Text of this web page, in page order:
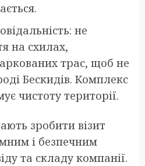
не
на схилах,
трас, щоб не
Бескидів. Комплекс
чистоту території.
зробити візит
і безпечним
та складу компанії.